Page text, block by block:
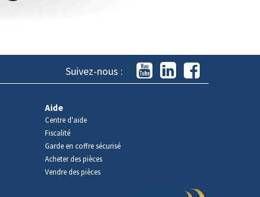
Suivez-nous :
Aide
Centre d'aide
Fiscalité
Garde en coffre sécurisé
Acheter des pièces
Vendre des pièces